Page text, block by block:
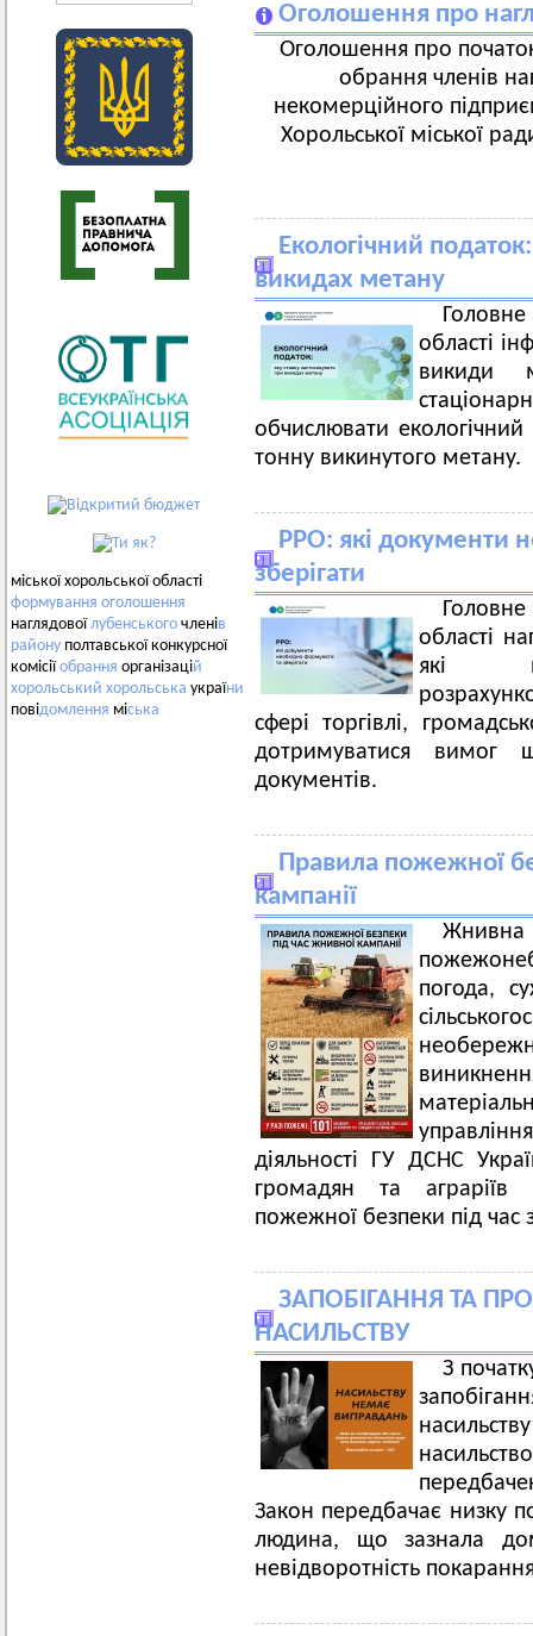
міської хорольської області
формування оголошення
наглядовоїлубенського членів
району полтавської конкурсної
комісіїобрання організацій
хорольський хорольська україни
повідомлення міська
Оголошення про
Оголошення про
обрання членів
некомерційного
Хорольської міської
Екологічний
викидах метану
області
викиди
обчислювати
тонну викинутого метану.
РРО: які документи
зберігати
області
які
сфері торгівлі,
дотримуватися вимог
документів.
Правила пожежної
кампанії
погода,
діяльності ГУ ДСНС
громадян та аграріїв
пожежної безпеки під
ЗАПОБІГАННЯ ТА
НАСИЛЬСТВУ
З
Закон передбачає низку
людина, що зазнала
невідворотність